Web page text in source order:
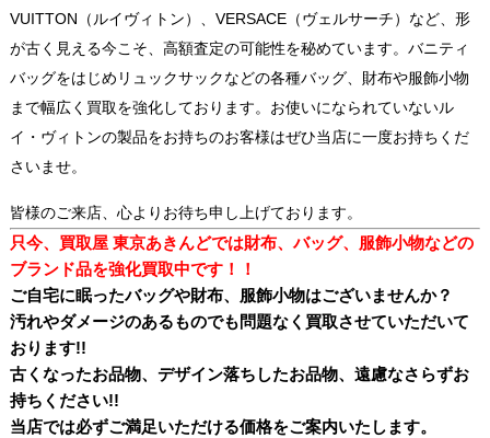
VUITTON（ルイヴィトン）、VERSACE（ヴェルサーチ）など、形
が古く見える今こそ、高額査定の可能性を秘めています。バニティ
バッグをはじめリュックサックなどの各種バッグ、財布や服飾小物
まで幅広く買取を強化しております。お使いになられていないル
イ・ヴィトンの製品をお持ちのお客様はぜひ当店に一度お持ちくだ
さいませ。
皆様のご来店、心よりお待ち申し上げております。
只今、買取屋 東京あきんどでは財布、バッグ、服飾小物などの
ブランド品を強化買取中です！！
ご自宅に眠ったバッグや財布、服飾小物はございませんか？
汚れやダメージのあるものでも問題なく買取させていただいて
おります!!
古くなったお品物、デザイン落ちしたお品物、遠慮なさらずお
持ちください!!
当店では必ずご満足いただける価格をご案内いたします。